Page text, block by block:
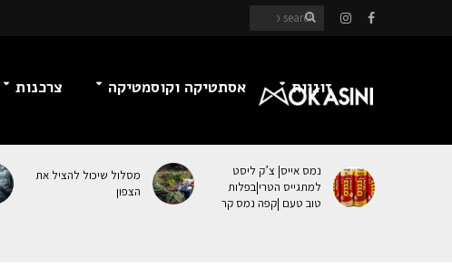
זוגיות אסתטיקה וקוסמטיקה צרכנות
נמס אייס| צ’ק ליסט
למתגייס הטרי|בפלות
טוב טעם |קפה נמס קר
מסלול שיכול להציל את
הצפון